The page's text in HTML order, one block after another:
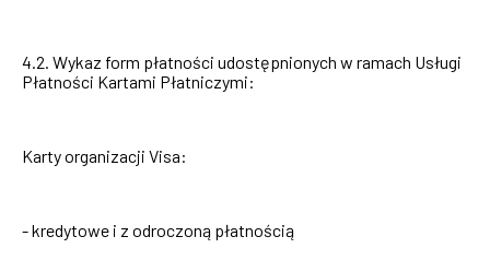
4.2. Wykaz form płatności udostępnionych w ramach Usługi
Płatności Kartami Płatniczymi:
Karty organizacji Visa:
- kredytowe i z odroczoną płatnością